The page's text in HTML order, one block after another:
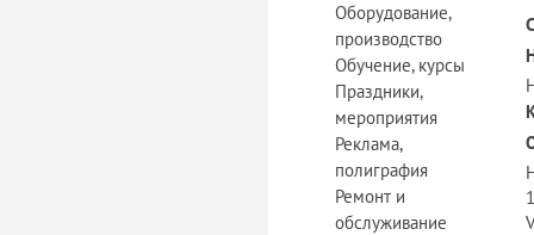
Оборудование,
производство
Обучение, курсы
Праздники,
мероприятия
Реклама,
полиграфия
Ремонт и
обслуживание